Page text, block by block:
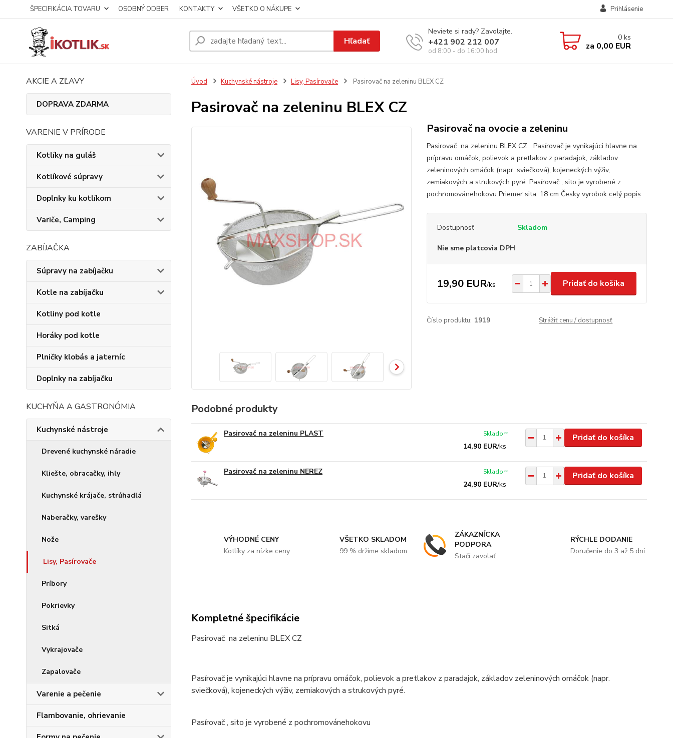
ŠPECIFIKÁCIA TOVARU OSOBNÝ ODBER KONTAKTY VŠETKO O NÁKUPE Prihlásenie
Hľadať
Neviete si rady? Zavolajte.
+421 902 212 007
od 8:00 - do 16:00 hod
0 ks
za 0,00 EUR
AKCIE A ZĽAVY
DOPRAVA ZDARMA
VARENIE V PRÍRODE
Kotlíky na guláš
Kotlíkové súpravy
Doplnky ku kotlíkom
Variče, Camping
ZABÍJAČKA
Súpravy na zabíjačku
Kotle na zabíjačku
Kotliny pod kotle
Horáky pod kotle
Plničky klobás a jaterníc
Doplnky na zabíjačku
KUCHYŇA A GASTRONÓMIA
Kuchynské nástroje
Drevené kuchynské náradie
Kliešte, obracačky, ihly
Kuchynské krájače, strúhadlá
Naberačky, varešky
Nože
Lisy, Pasírovače
Príbory
Pokrievky
Sitká
Vykrajovače
Zapalovače
Varenie a pečenie
Flambovanie, ohrievanie
Úvod Kuchynské nástroje Lisy, Pasírovače Pasirovač na zeleninu BLEX CZ
Pasirovač na zeleninu BLEX CZ
Pasirovač na ovocie a zeleninu
Pasirovač na zeleninu BLEX CZ Pasírovač je vynikajúci hlavne na
prípravu omáčok, polievok a pretlakov z paradajok, základov
zeleninových omáčok (napr. sviečková), kojeneckých výživ,
zemiakových a strukových pyré. Pasírovač , sito je vyrobené z
pochromovánehokovu Priemer sita: 18 cm Česky vyrobok celý popis
Dostupnosť Skladom
Nie sme platcovia DPH
19,90 EUR/ks Pridať do košíka
Číslo produktu: 1919 Strážiť cenu / dostupnosť
Podobné produkty
Pasirovač na zeleninu PLAST
14,90 EUR/ks
Skladom Pridať do košíka
Pasirovač na zeleninu NEREZ
24,90 EUR/ks
Skladom Pridať do košíka
VÝHODNÉ CENY
Kotlíky za nízke ceny
VŠETKO SKLADOM
99 % držíme skladom
ZÁKAZNÍCKA
PODPORA
Stačí zavolať
RÝCHLE DODANIE
Doručenie do 3 až 5 dní
Kompletné špecifikácie
Pasirovač na zeleninu BLEX CZ
Pasírovač je vynikajúci hlavne na prípravu omáčok, polievok a pretlakov z paradajok, základov zeleninových omáčok (napr.
sviečková), kojeneckých výživ, zemiakových a strukových pyré.
Pasírovač , sito je vyrobené z pochromovánehokovu